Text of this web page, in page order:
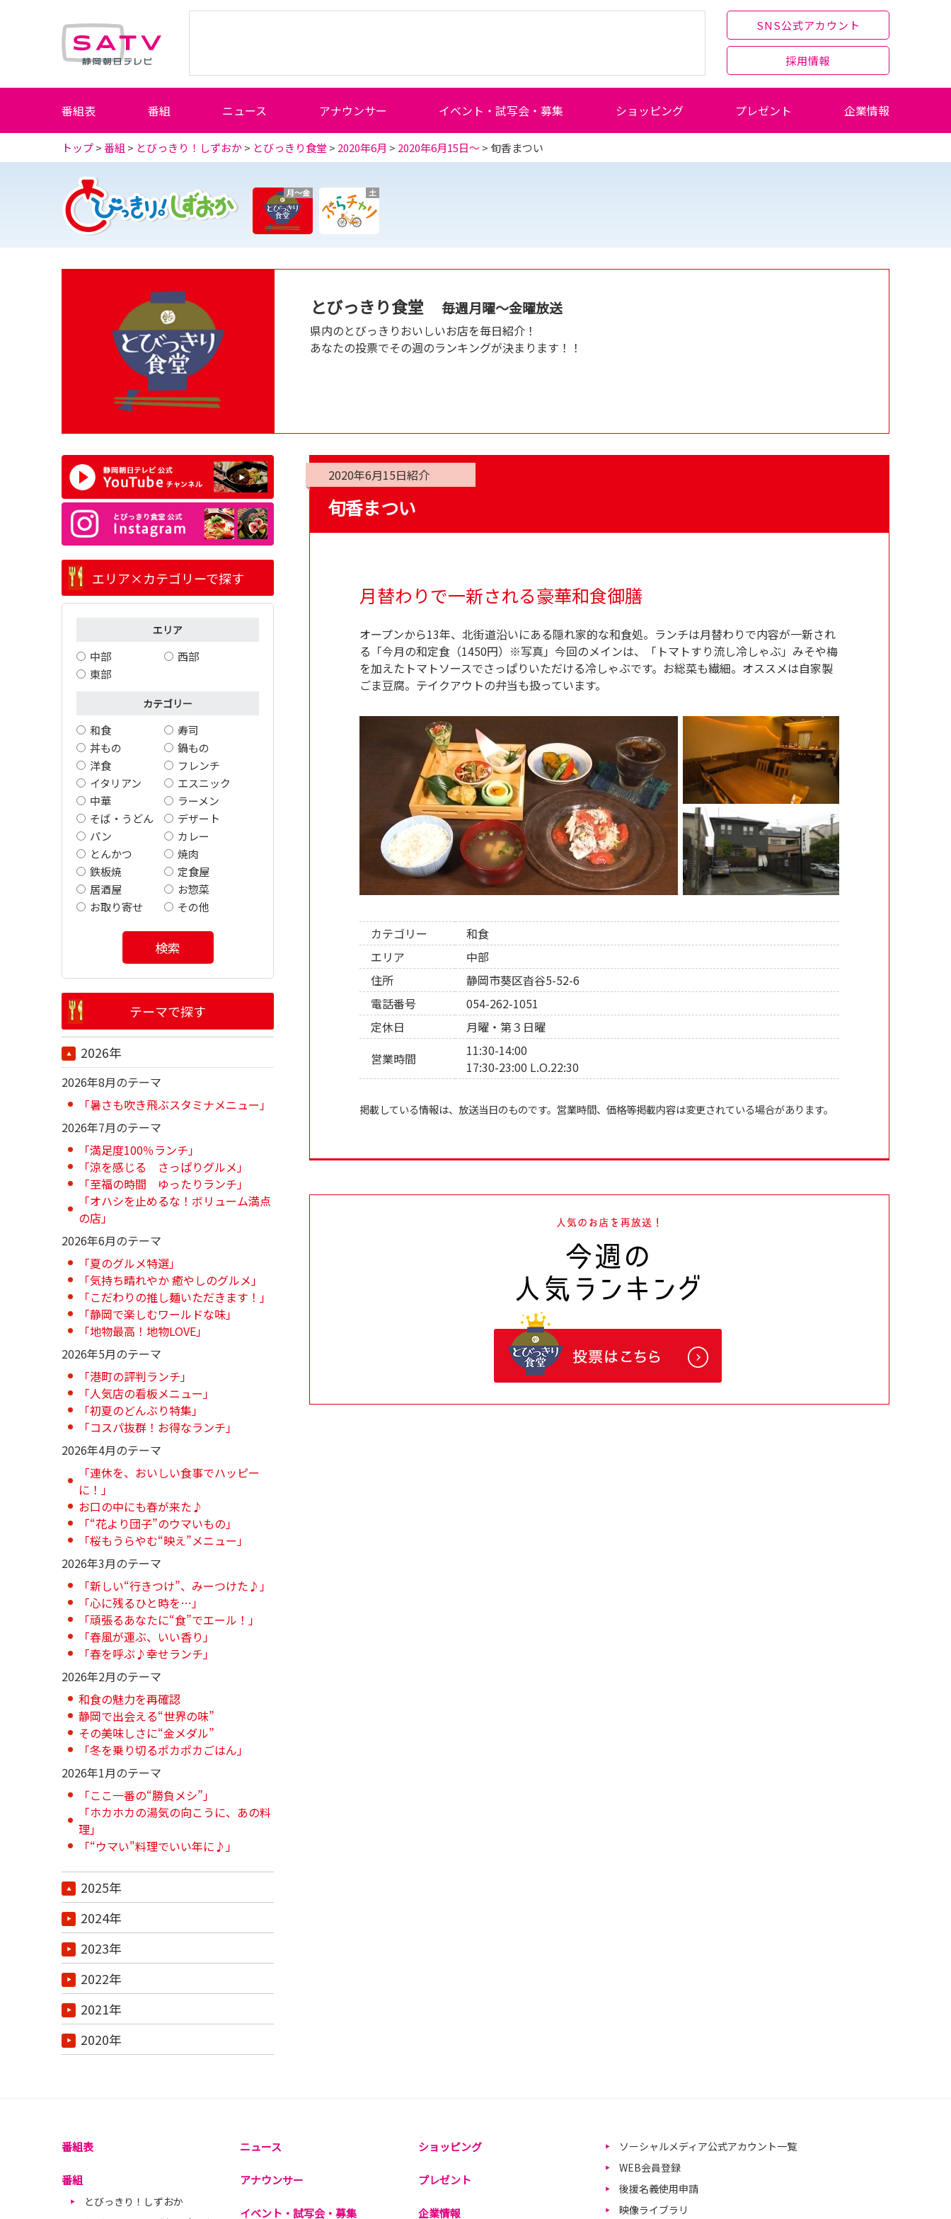
SNS公式アカウント
採用情報
番組表 番組 ニュース アナウンサー イベント・試写会・募集 ショッピング プレゼント 企業情報
トップ>番組 > とびっきり！しずおか> とびっきり食堂 > 2020年6月 > 2020年6月15日～> 旬香まつい
月～金 土
とびっきり食堂 毎週月曜～金曜放送
県内のとびっきりおいしいお店を毎日紹介！
あなたの投票でその週のランキングが決まります！！
2020年6月15日紹介
旬香まつい
月替わりで一新される豪華和食御膳
オープンから13年、北街道沿いにある隠れ家的な和食処。ランチは月替わりで内容が一新され
る「今月の和定食（1450円）※写真」今回のメインは、「トマトすり流し冷しゃぶ」みそや梅
を加えたトマトソースでさっぱりいただける冷しゃぶです。お総菜も繊細。オススメは自家製
ごま豆腐。テイクアウトの弁当も扱っています。
カテゴリー
和食
エリア
中部
住所
静岡市葵区沓谷5-52-6
電話番号
054-262-1051
定休日
月曜・第３日曜
営業時間
11:30-14:00
17:30-23:00 L.O.22:30
掲載している情報は、放送当日のものです。営業時間、価格等掲載内容は変更されている場合があります。
エリア×カテゴリーで探す
エリア
中部
西部
東部
カテゴリー
和食
寿司
丼もの
鍋もの
洋食
フレンチ
イタリアン
エスニック
中華
ラーメン
そば・うどん
デザート
パン
カレー
とんかつ
焼肉
鉄板焼
定食屋
居酒屋
お惣菜
お取り寄せ
その他
検索
テーマで探す
2026年
2026年8月のテーマ
「暑さも吹き飛ぶスタミナメニュー」
2026年7月のテーマ
「満足度100％ランチ」
「涼を感じる さっぱりグルメ」
「至福の時間 ゆったりランチ」
「オハシを止めるな！ボリューム満点
の店」
2026年6月のテーマ
「夏のグルメ特選」
「気持ち晴れやか 癒やしのグルメ」
「こだわりの推し麺いただきます！」
「静岡で楽しむワールドな味」
「地物最高！地物LOVE」
2026年5月のテーマ
「港町の評判ランチ」
「人気店の看板メニュー」
「初夏のどんぶり特集」
「コスパ抜群！お得なランチ」
2026年4月のテーマ
「連休を、おいしい食事でハッピー
に！」
お口の中にも春が来た♪
「“花より団子”のウマいもの」
「桜もうらやむ“映え”メニュー」
2026年3月のテーマ
「新しい“行きつけ”、みーつけた♪」
「心に残るひと時を…」
「頑張るあなたに“食”でエール！」
「春風が運ぶ、いい香り」
「春を呼ぶ♪幸せランチ」
2026年2月のテーマ
和食の魅力を再確認
静岡で出会える“世界の味”
その美味しさに“金メダル”
「冬を乗り切るポカポカごはん」
2026年1月のテーマ
「ここ一番の“勝負メシ”」
「ホカホカの湯気の向こうに、あの料
理」
「“ウマい"料理でいい年に♪」
2025年
2024年
2023年
2022年
2021年
2020年
番組表
番組
とびっきり！しずおか
ニュース
アナウンサー
イベント・試写会・募集
ショッピング
プレゼント
企業情報
ソーシャルメディア公式アカウント一覧
WEB会員登録
後援名義使用申請
映像ライブラリ